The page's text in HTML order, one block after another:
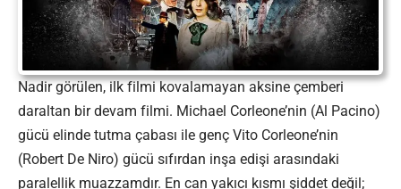
Nadir görülen, ilk filmi kovalamayan aksine çemberi
daraltan bir devam filmi. Michael Corleone’nin (Al Pacino)
gücü elinde tutma çabası ile genç Vito Corleone’nin
(Robert De Niro) gücü sıfırdan inşa edişi arasındaki
paralellik muazzamdır. En can yakıcı kısmı şiddet değil;